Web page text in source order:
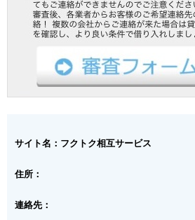
サイト名：フクトク相互サービス
住所：
連絡先：